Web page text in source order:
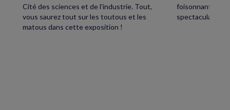
Cité des sciences et de l’industrie. Tout,
vous saurez tout sur les toutous et les
matous dans cette exposition !
foisonnant
spectaculaire